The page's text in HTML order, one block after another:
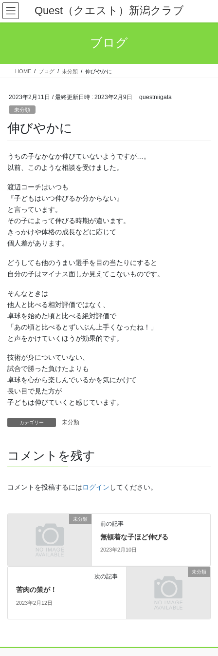
コ
ン
テ
ス
ナ
ビ
ゲ
ン
Quest（クエスト）新潟クラブ
ブログ
HOME ブログ 未分類 伸びやかに
2023年2月11日 / 最終更新日時 : 2023年2月9日 questniigata
未分類
伸びやかに
うちの子なかなか伸びていないようですが…。
以前、このような相談を受けました。
渡辺コーチはいつも
『子どもはいつ伸びるか分からない』
と言っています。
その子によって伸びる時期が違います。
きっかけや体格の成長などに応じて
個人差があります。
どうしても他のうまい選手を目の当たりにすると
自分の子はマイナス面しか見えてこないものです。
そんなときは
他人と比べる相対評価ではなく、
卓球を始めた頃と比べる絶対評価で
「あの頃と比べるとずいぶん上手くなったね！」
と声をかけていくほうが効果的です。
技術が身についていない、
試合で勝った負けたよりも
卓球を心から楽しんでいるかを気にかけて
長い目で見た方が
子どもは伸びていくと感じています。
カテゴリー 未分類
コメントを残す
コメントを投稿するにはログイン してください。
未分類
前の記事
無頓着な子ほど伸びる
2023年2月10日
未分類
次の記事
苦肉の策が！
2023年2月12日